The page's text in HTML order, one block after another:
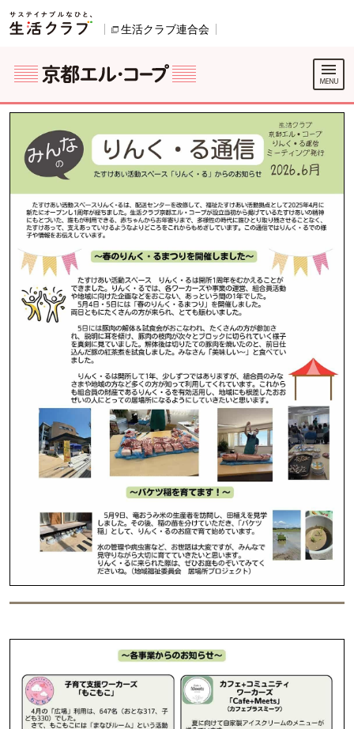
ページの先頭です。
別のウィンドウで開きます。
生活クラブ連合会
ここからサイト内共通メニューです。
サイト内共通メニューをスキップする
サイト内共通メニューここまで。